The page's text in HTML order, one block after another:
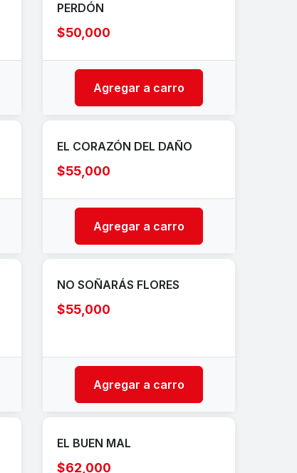
PERDÓN
$50,000
Agregar a carro
EL CORAZÓN DEL DAÑO
$55,000
Agregar a carro
NO SOÑARÁS FLORES
$55,000
Agregar a carro
EL BUEN MAL
$62,000